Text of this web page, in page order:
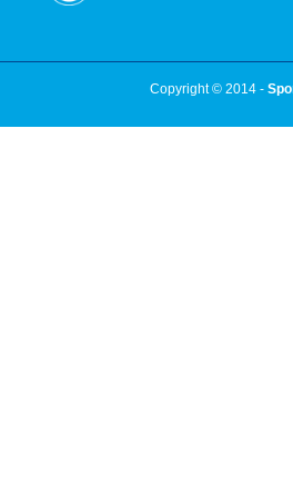
Copyright © 2014 -